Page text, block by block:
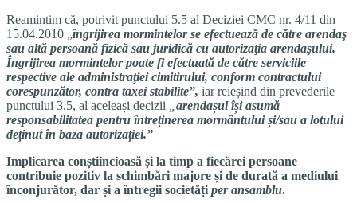
Reamintim că, potrivit punctului 5.5 al Deciziei CMC nr. 4/11 din
15.04.2010 „îngrijirea mormintelor se efectuează de către arendaş
sau altă persoană fizică sau juridică cu autorizaţia arendaşului.
Îngrijirea mormintelor poate fi efectuată de către serviciile
respective ale administraţiei cimitirului, conform contractului
corespunzător, contra taxei stabilite”, iar reieșind din prevederile
punctului 3.5, al aceleași decizii
arendașul își asumă
responsabilitatea pentru întreținerea mormântului și/sau a lotului
deținut în baza autorizației.”
Implicarea conștiincioasă și la timp a fiecărei persoane
contribuie pozitiv la schimbări majore și de durată a mediului
înconjurător, dar și a întregii societăți per ansamblu.